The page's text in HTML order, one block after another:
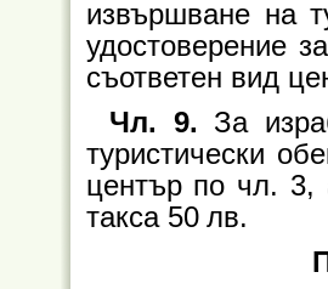
извършване на
удостоверение
съответен вид
Чл. 9. За
туристически
център по чл. 3,
такса 50 лв.